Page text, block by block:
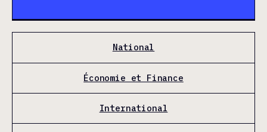
National
Économie et Finance
International